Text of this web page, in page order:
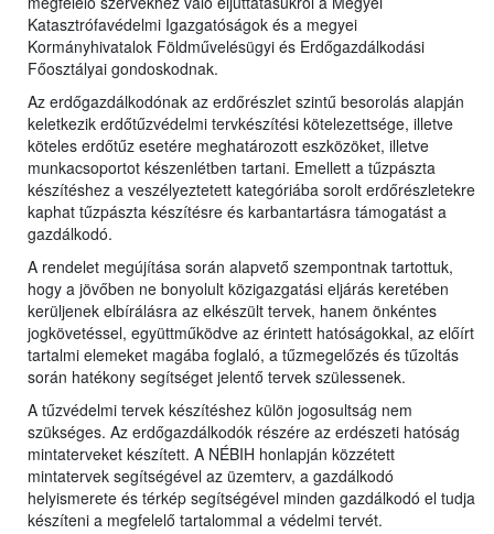
Katasztrófavédelmi Igazgatóságok és a megyei
Kormányhivatalok Földművelésügyi és Erdőgazdálkodási
Főosztályai gondoskodnak.
Az erdőgazdálkodónak az erdőrészlet szintű besorolás alapján
keletkezik erdőtűzvédelmi tervkészítési kötelezettsége, illetve
köteles erdőtűz esetére meghatározott eszközöket, illetve
munkacsoportot készenlétben tartani. Emellett a tűzpászta
készítéshez a veszélyeztetett kategóriába sorolt erdőrészletekre
kaphat tűzpászta készítésre és karbantartásra támogatást a
gazdálkodó.
A rendelet megújítása során alapvető szempontnak tartottuk,
hogy a jövőben ne bonyolult közigazgatási eljárás keretében
kerüljenek elbírálásra az elkészült tervek, hanem önkéntes
jogkövetéssel, együttműködve az érintett hatóságokkal, az előírt
tartalmi elemeket magába foglaló, a tűzmegelőzés és tűzoltás
során hatékony segítséget jelentő tervek szülessenek.
A tűzvédelmi tervek készítéshez külön jogosultság nem
szükséges. Az erdőgazdálkodók részére az erdészeti hatóság
mintaterveket készített. A NÉBIH honlapján közzétett
mintatervek segítségével az üzemterv, a gazdálkodó
helyismerete és térkép segítségével minden gazdálkodó el tudja
készíteni a megfelelő tartalommal a védelmi tervét.